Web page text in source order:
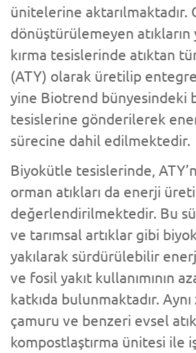
ünitelerine aktarılmaktadır.
dönüştürülemeyen atıkların
kırma tesislerinde atıktan
(ATY) olarak üretilip
yine Biotrend bünyesindeki
tesislerine gönderilerek
sürecine dahil edilmektedir.
Biyokütle tesislerinde,
orman atıkları da enerji
değerlendirilmektedir. Bu
ve tarımsal artıklar gibi
yakılarak sürdürülebilir
ve fosil yakıt kullanımının
katkıda bulunmaktadır.
çamuru ve benzeri evsel
kompostlaştırma ünitesi ile